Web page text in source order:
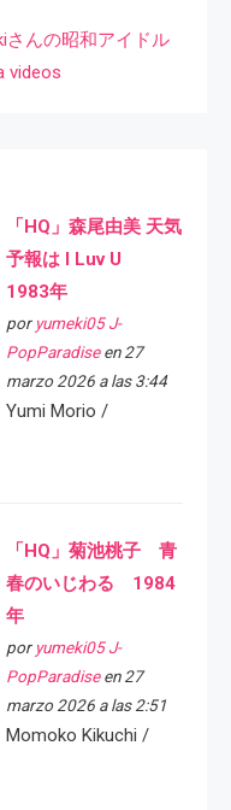
さんの昭和アイドル
videos
「HQ」森尾由美 天気
予報は I Luv U
1983年
por yumeki05 J-
PopParadiseen 27
marzo 2026 a las 3:44
Yumi Morio /
「HQ」菊池桃子 青
春のいじわる 1984
年
por yumeki05 J-
PopParadiseen 27
marzo 2026 a las 2:51
Momoko Kikuchi /